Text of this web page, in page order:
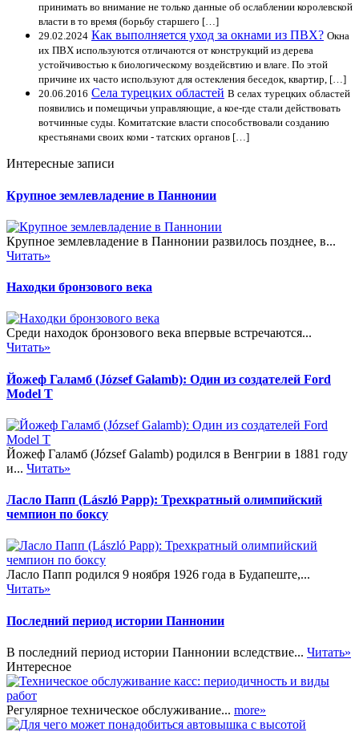
принимать во внимание не только данные об ослаблении королевской
власти в то время (борьбу старшего […]
29.02.2024 Как выполняется уход за окнами из ПВХ? Окна
их ПВХ используются отличаются от конструкций из дерева
устойчивостью к биологическому воздейсвтию и влаге. По этой
причине их часто используют для остекления беседок, квартир, […]
20.06.2016 Села турецких областей В селах турецких областей
появились и помещичьи управляющие, а кое-где стали действовать
вотчинные суды. Комитатские власти способствовали созданию
крестьянами своих коми - татских органов […]
Интересные записи
Крупное землевладение в Паннонии
Крупное землевладение в Паннонии развилось позднее, в...
Читать»
Находки бронзового века
Среди находок бронзового века впервые встречаются...
Читать»
Йожеф Галамб (József Galamb): Один из создателей Ford
Model T
Йожеф Галамб (József Galamb) родился в Венгрии в 1881 году
и... Читать»
Ласло Папп (László Papp): Трехкратный олимпийский
чемпион по боксу
Ласло Папп родился 9 ноября 1926 года в Будапеште,...
Читать»
Последний период истории Паннонии
В последний период истории Паннонии вследствие... Читать»
Интересное
Регулярное техническое обслуживание... more»